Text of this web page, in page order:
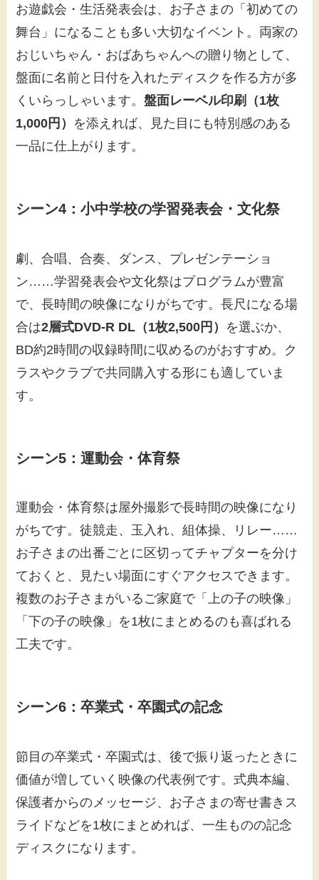
お遊戯会・生活発表会は、お子さまの「初めての
舞台」になることも多い大切なイベント。両家の
おじいちゃん・おばあちゃんへの贈り物として、
盤面に名前と日付を入れたディスクを作る方が多
くいらっしゃいます。盤面レーベル印刷（1枚
1,000円） を添えれば、見た目にも特別感のある
一品に仕上がります。
シーン4：小中学校の学習発表会・文化祭
劇、合唱、合奏、ダンス、プレゼンテーショ
ン……学習発表会や文化祭はプログラムが豊富
で、長時間の映像になりがちです。長尺になる場
合は2層式DVD-R DL（1枚2,500円） を選ぶか、
BD約2時間の収録時間に収めるのがおすすめ。ク
ラスやクラブで共同購入する形にも適していま
す。
シーン5：運動会・体育祭
運動会・体育祭は屋外撮影で長時間の映像になり
がちです。徒競走、玉入れ、組体操、リレー……
お子さまの出番ごとに区切ってチャプターを分け
ておくと、見たい場面にすぐアクセスできます。
複数のお子さまがいるご家庭で「上の子の映像」
「下の子の映像」を1枚にまとめるのも喜ばれる
工夫です。
シーン6：卒業式・卒園式の記念
節目の卒業式・卒園式は、後で振り返ったときに
価値が増していく映像の代表例です。式典本編、
保護者からのメッセージ、お子さまの寄せ書きス
ライドなどを1枚にまとめれば、一生ものの記念
ディスクになります。